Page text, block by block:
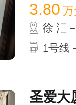
3.80 万
徐 汇
1号线
圣爱大